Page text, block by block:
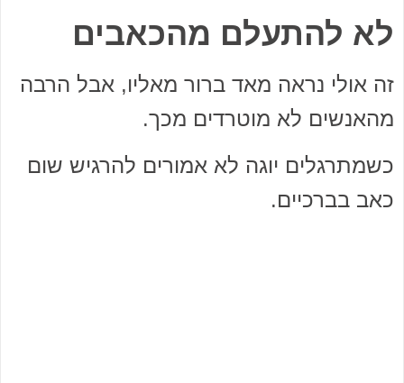
לא להתעלם מהכאבים
זה אולי נראה מאד ברור מאליו, אבל הרבה
מהאנשים לא מוטרדים מכך.
כשמתרגלים יוגה לא אמורים להרגיש שום
כאב בברכיים.